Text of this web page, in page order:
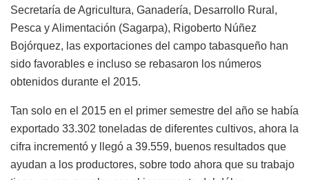
Secretaría de Agricultura, Ganadería, Desarrollo Rural,
Pesca y Alimentación (Sagarpa), Rigoberto Núñez
Bojórquez, las exportaciones del campo tabasqueño han
sido favorables e incluso se rebasaron los números
obtenidos durante el 2015.
Tan solo en el 2015 en el primer semestre del año se había
exportado 33.302 toneladas de diferentes cultivos, ahora la
cifra incrementó y llegó a 39.559, buenos resultados que
ayudan a los productores, sobre todo ahora que su trabajo